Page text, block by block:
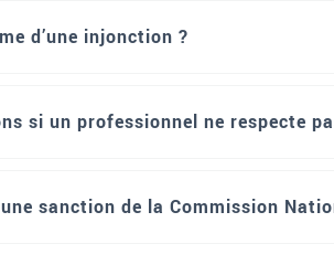
d’une injonction ?
si un professionnel ne respecte
sanction de la Commission